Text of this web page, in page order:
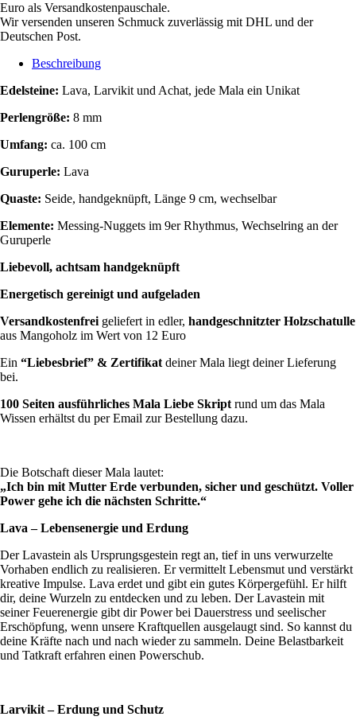
Euro als Versandkostenpauschale.
Wir versenden unseren Schmuck zuverlässig mit DHL und der
Deutschen Post.
Beschreibung
Edelsteine: Lava, Larvikit und Achat, jede Mala ein Unikat
Perlengröße: 8 mm
Umfang: ca. 100 cm
Guruperle: Lava
Quaste: Seide, handgeknüpft, Länge 9 cm, wechselbar
Elemente: Messing-Nuggets im 9er Rhythmus, Wechselring an der
Guruperle
Liebevoll, achtsam handgeknüpft
Energetisch gereinigt und aufgeladen
Versandkostenfrei geliefert in edler, handgeschnitzter Holzschatulle
aus Mangoholz im Wert von 12 Euro
Ein “Liebesbrief” & Zertifikat deiner Mala liegt deiner Lieferung
bei.
100 Seiten ausführliches Mala Liebe Skript rund um das Mala
Wissen erhältst du per Email zur Bestellung dazu.
Die Botschaft dieser Mala lautet:
„Ich bin mit Mutter Erde verbunden, sicher und geschützt. Voller
Power gehe ich die nächsten Schritte.“
Lava – Lebensenergie und Erdung
Der Lavastein als Ursprungsgestein regt an, tief in uns verwurzelte
Vorhaben endlich zu realisieren. Er vermittelt Lebensmut und verstärkt
kreative Impulse. Lava erdet und gibt ein gutes Körpergefühl. Er hilft
dir, deine Wurzeln zu entdecken und zu leben. Der Lavastein mit
seinerFeuerenergie gibt dir Power bei Dauerstress und seelischer
Erschöpfung, wenn unsere Kraftquellen ausgelaugt sind. So kannst du
deine Kräfte nach und nach wieder zu sammeln. Deine Belastbarkeit
und Tatkraft erfahren einen Powerschub.
Larvikit – Erdung und Schutz